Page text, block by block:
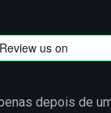
depois de